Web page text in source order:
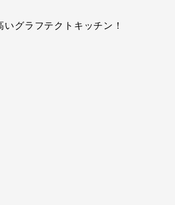
グラフテクトキッチン！